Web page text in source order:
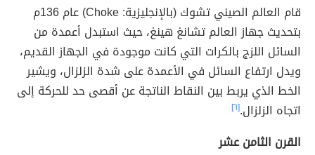
قام العالم الصيني تشوك (بالإنجليزية: Choke) عام 136م
بتحديث جهاز العالم تشانغ هينغ، حيث استبدل أعمدة من
السائل اللزج بالكرات التي كانت موجودة في الجهاز القديم،
ويدل ارتفاع السائل في الأعمدة على شدة الزلزال، ويشير
الخط الذي يربط بين النقاط الناتجة عن أقصى حد للحركة إلى
اتجاه الزلزال.[٦]
القرن الثامن عشر